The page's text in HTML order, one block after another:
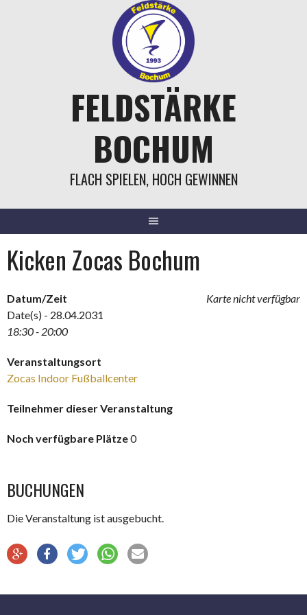
FELDSTÄRKE
BOCHUM
FLACH SPIELEN, HOCH GEWINNEN
Kicken Zocas Bochum
Karte nicht verfügbar
Datum/Zeit
Date(s) - 28.04.2031
18:30 - 20:00
Veranstaltungsort
Zocas Indoor Fußballcenter
Teilnehmer dieser Veranstaltung
Noch verfügbare Plätze0
BUCHUNGEN
Die Veranstaltung ist ausgebucht.